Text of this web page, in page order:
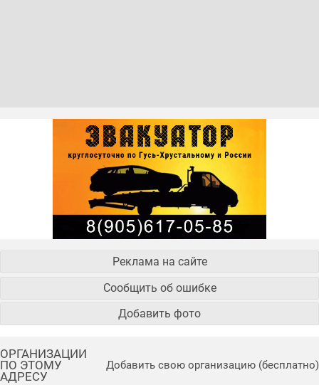
Реклама на сайте
Сообщить об ошибке
Добавить фото
ОРГАНИЗАЦИИ
ПО ЭТОМУ
АДРЕСУ
Добавить свою организацию (бесплатно)